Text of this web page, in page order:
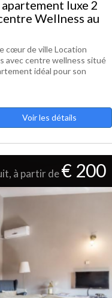
luxe 2
Wellness au
cœur de ville Location
avec centre wellness situé
idéal pour son
Voir les détails
à partir de€ 200